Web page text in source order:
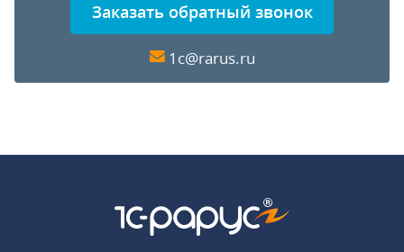
Заказать обратный звонок
1c@rarus.ru